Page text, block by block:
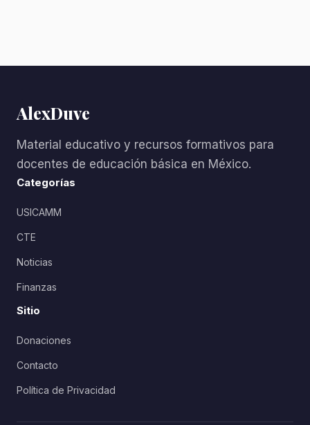
AlexDuve
Material educativo y recursos formativos para
docentes de educación básica en México.
Categorías
USICAMM
CTE
Noticias
Finanzas
Sitio
Donaciones
Contacto
Política de Privacidad